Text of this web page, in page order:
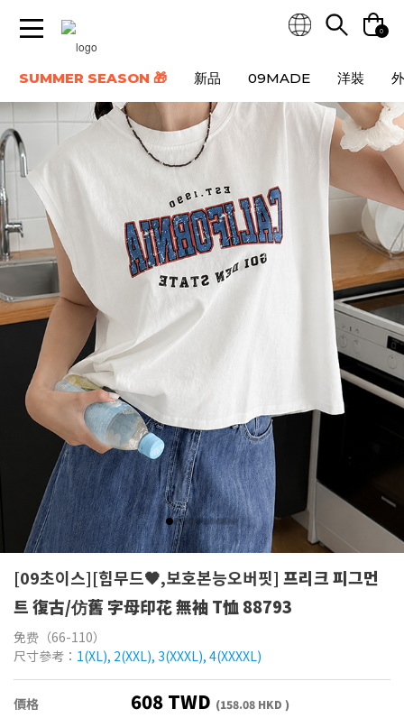
0
SUMMER SEASON 🎁 新品 09MADE 洋裝
[09초이스][힙무드🖤,보호본능오버핏] 프리크 피그먼
트 復古/仿舊 字母印花 無袖 T恤 88793
免费（66-110）
尺寸參考： 1(XL), 2(XXL), 3(XXXL), 4(XXXXL)
價格 608 TWD (158.08 HKD )